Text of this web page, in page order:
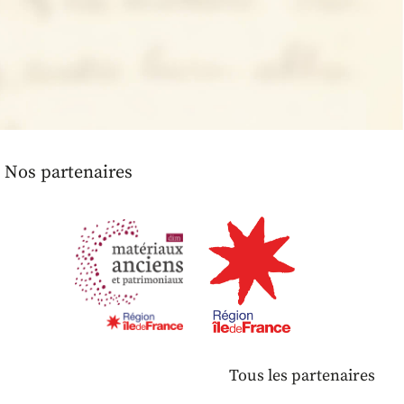
Nos partenaires
Tous les partenaires